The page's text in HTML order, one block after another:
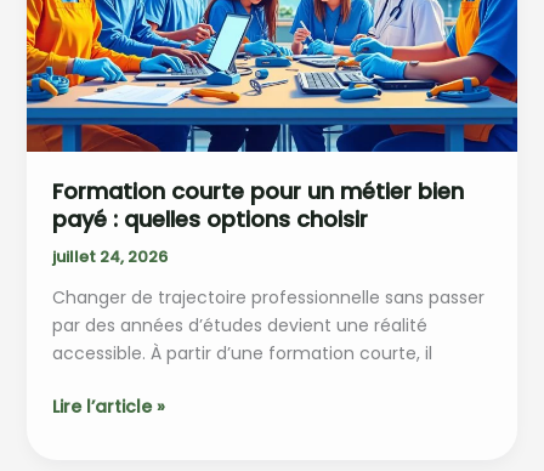
en
france
Formation courte pour un métier bien
payé : quelles options choisir
juillet 24, 2026
Changer de trajectoire professionnelle sans passer
par des années d’études devient une réalité
accessible. À partir d’une formation courte, il
Formation
Lire l’article »